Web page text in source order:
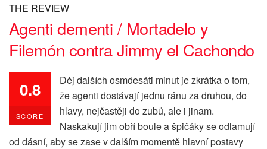
THE REVIEW
Agenti dementi / Mortadelo y
Filemón contra Jimmy el Cachondo
0.8
SCORE
Děj dalších osmdesáti minut je zkrátka o tom,
že agenti dostávají jednu ránu za druhou, do
hlavy, nejčastěji do zubů, ale i jinam.
Naskakují jim obří boule a špičáky se odlamují
od dásní, aby se zase v dalším momentě hlavní postavy